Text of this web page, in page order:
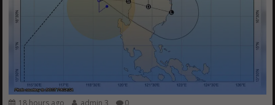
18 hours ago admin 3 0